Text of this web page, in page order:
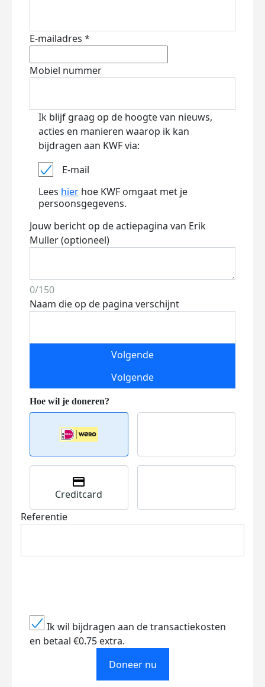
E-mailadres *
Mobiel nummer
Ik blijf graag op de hoogte van nieuws,
acties en manieren waarop ik kan
bijdragen aan KWF via:
E-mail
Lees hier hoe KWF omgaat met je
persoonsgegevens.
Jouw bericht op de actiepagina van Erik
Muller (optioneel)
0/150
Naam die op de pagina verschijnt
Volgende
Volgende
Creditcard
Referentie
Ik wil bijdragen aan de transactiekosten
en betaal €0.75 extra.
Doneer nu